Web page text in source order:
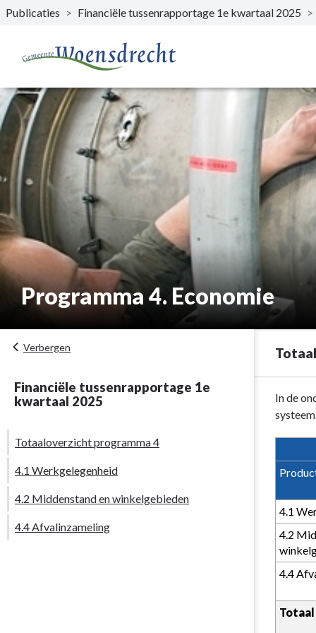
Naar hoofdinhoud
Publicaties > Financiële tussenrapportage 1e kwartaal 2025 >
Programma 4. Economie
Verbergen
Financiële tussenrapportage 1e
kwartaal 2025
Totaaloverzicht programma 4
4.1 Werkgelegenheid
4.2 Middenstand en winkelgebieden
4.4 Afvalinzameling
Terug
Programma
Economie
programma
In de
4.1
4.2
4.4
Totaal